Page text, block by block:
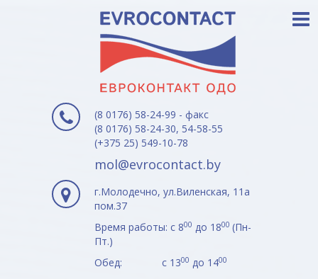
(8 0176) 58-24-99 - факс
(8 0176) 58-24-30, 54-58-55
(+375 25) 549-10-78
mol@evrocontact.by
г.Молодечно, ул.Виленская, 11а
пом.37
Время работы: с 800 до 1800 (Пн-
Пт.)
Обед: с 1300 до 1400